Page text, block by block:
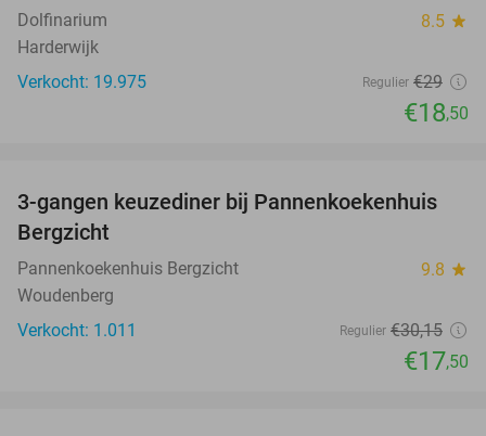
Dolfinarium 8.5 star
Harderwijk
Verkocht: 19.975
Regulier €29
€18,50
42%
3-gangen keuzediner bij Pannenkoekenhuis
Bergzicht
Pannenkoekenhuis Bergzicht 9.8 star
Woudenberg
Verkocht: 1.011
Regulier €30,15
€17,50